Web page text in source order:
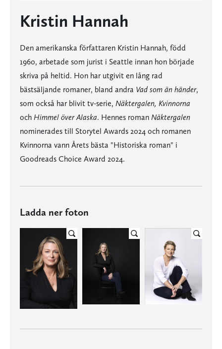
Kristin Hannah
Den amerikanska författaren Kristin Hannah, född
1960, arbetade som jurist i Seattle innan hon började
skriva på heltid. Hon har utgivit en lång rad
bästsäljande romaner, bland andra Vad som än händer,
som också har blivit tv-serie, Näktergalen, Kvinnorna
och Himmel över Alaska. Hennes roman Näktergalen
nominerades till Storytel Awards 2024 och romanen
Kvinnorna vann Årets bästa "Historiska roman" i
Goodreads Choice Award 2024.
Ladda ner foton